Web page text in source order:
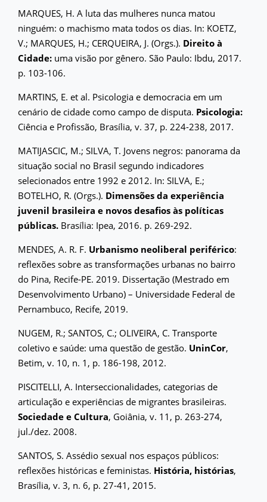
MARQUES, H. A luta das mulheres nunca matou
ninguém: o machismo mata todos os dias. In: KOETZ,
V.; MARQUES, H.; CERQUEIRA, J. (Orgs.). Direito à
Cidade: uma visão por gênero. São Paulo: Ibdu, 2017.
p. 103-106.
MARTINS, E. et al. Psicologia e democracia em um
cenário de cidade como campo de disputa. Psicologia:
Ciência e Profissão, Brasília, v. 37, p. 224-238, 2017.
MATIJASCIC, M.; SILVA, T. Jovens negros: panorama da
situação social no Brasil segundo indicadores
selecionados entre 1992 e 2012. In: SILVA, E.;
BOTELHO, R. (Orgs.). Dimensões da experiência
juvenil brasileira e novos desafios às políticas
públicas. Brasília: Ipea, 2016. p. 269-292.
MENDES, A. R. F. Urbanismo neoliberal periférico:
reflexões sobre as transformações urbanas no bairro
do Pina, Recife-PE. 2019. Dissertação (Mestrado em
Desenvolvimento Urbano) – Universidade Federal de
Pernambuco, Recife, 2019.
NUGEM, R.; SANTOS, C.; OLIVEIRA, C. Transporte
coletivo e saúde: uma questão de gestão. UninCor,
Betim, v. 10, n. 1, p. 186-198, 2012.
PISCITELLI, A. Interseccionalidades, categorias de
articulação e experiências de migrantes brasileiras.
Sociedade e Cultura, Goiânia, v. 11, p. 263-274,
jul./dez. 2008.
SANTOS, S. Assédio sexual nos espaços públicos:
reflexões históricas e feministas. História, histórias,
Brasília, v. 3, n. 6, p. 27-41, 2015.